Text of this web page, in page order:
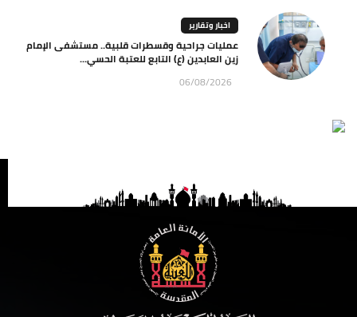
اخبار وتقارير
عمليات جراحية وقسطرات قلبية.. مستشفى الإمام
زين العابدين (ع) التابع للعتبة الحسي...
06/08/2026